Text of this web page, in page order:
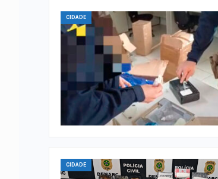
CIDADE
CIDADE